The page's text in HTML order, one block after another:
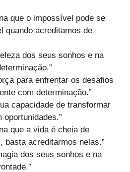
que o impossível pode se
quando acreditamos de
dos seus sonhos e na
para enfrentar os desafios
com determinação.”
capacidade de transformar
oportunidades.”
que a vida é cheia de
basta acreditarmos nelas.”
dos seus sonhos e na